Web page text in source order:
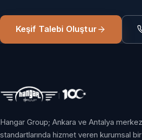
Keşif Talebi Oluştur
Hangar Group; Ankara ve Antalya
standartlarında hizmet veren kurumsal